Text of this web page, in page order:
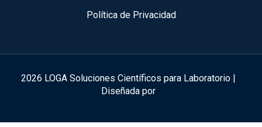
Política de Privacidad
2026 LOGA Soluciones Científicos para Laboratorio |
Diseñada por